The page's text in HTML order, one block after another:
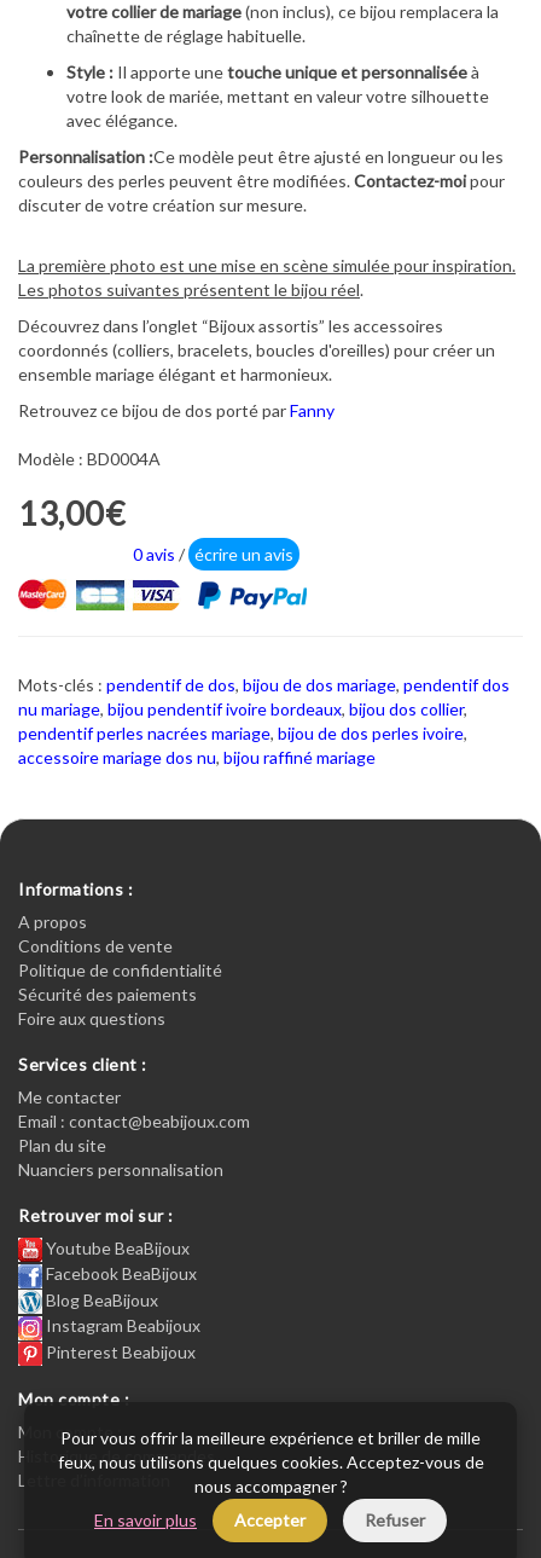
votre collier de mariage(non inclus), ce bijou remplacera la
chaînette de réglage habituelle.
Style : Il apporte unetouche unique et personnaliséeà
votre look de mariée, mettant en valeur votre silhouette
avec élégance.
Personnalisation :Ce modèle peut être ajusté en longueur ou les
couleurs des perles peuvent être modifiées.Contactez-moipour
discuter de votre création sur mesure.
La première photo est une mise en scène simulée pour inspiration.
Les photos suivantes présentent le bijou réel.
Découvrez dans l’onglet “Bijoux assortis” les accessoires
coordonnés (colliers, bracelets, boucles d'oreilles) pour créer un
ensemble mariage élégant et harmonieux.
Retrouvez ce bijou de dos porté parFanny
Modèle : BD0004A
13,00€
0 avis / écrire un avis
Mots-clés : pendentif de dos, bijou de dos mariage, pendentif dos
nu mariage, bijou pendentif ivoire bordeaux, bijou dos collier,
pendentif perles nacrées mariage, bijou de dos perles ivoire,
accessoire mariage dos nu, bijou raffiné mariage
Informations :
A propos
Conditions de vente
Politique de confidentialité
Sécurité des paiements
Foire aux questions
Services client :
Me contacter
Email : contact@beabijoux.com
Plan du site
Nuanciers personnalisation
Retrouver moi sur :
Youtube BeaBijoux
Facebook BeaBijoux
Blog BeaBijoux
Instagram Beabijoux
Pinterest Beabijoux
Mon compte :
Mon compte :
Historique de commandes
Lettre d’information
Pour vous offrir la meilleure expérience et briller de mille
feux, nous utilisons quelques cookies. Acceptez-vous de
nous accompagner ?
En savoir plus
Accepter Refuser